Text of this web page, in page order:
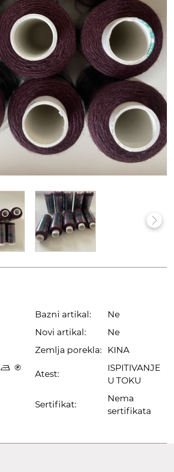
9 8 f o C
Bazni artikal:
Ne
Novi artikal:
Ne
Zemlja porekla:
KINA
Atest:
ISPITIVANJE
U TOKU
Sertifikat:
Nema
sertifikata